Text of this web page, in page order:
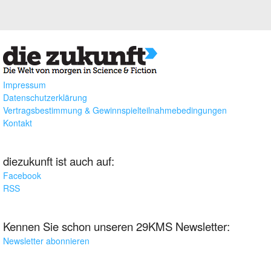
Impressum
Datenschutzerklärung
Vertragsbestimmung & Gewinnspielteilnahmebedingungen
Kontakt
diezukunft ist auch auf:
Facebook
RSS
Kennen Sie schon unseren 29KMS Newsletter:
Newsletter abonnieren